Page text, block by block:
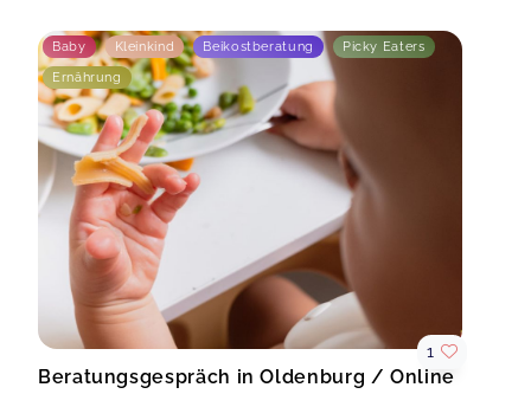
Baby Kleinkind Beikostberatung Picky Eaters
Ernährung
Beratungsgespräch in Oldenburg / Online
1